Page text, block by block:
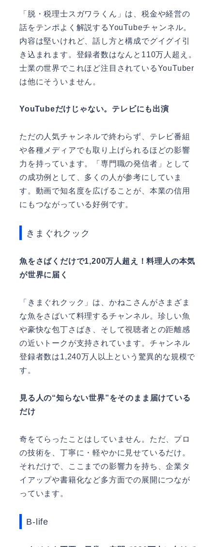
「脱・税理士スガワラくん」は、税金や経営の
話をテンポよく解説するYouTubeチャンネル。
内容は堅いけれど、話し方と構成でグイグイ引
き込まれます。登録者数はなんと110万人超え。
士業の世界でこれほど注目されているYouTuber
は他にそういません。
YouTubeだけじゃない。テレビにも出演
ただの人気チャンネルで終わらず、テレビ番組
や各種メディアでも取り上げられるほどの影響
力を持っています。「専門職の発信者」として
の成功例として、多くの人が参考にしていま
す。動画で知名度を広げることが、本業の信用
にもつながっている好例です。
きまぐれクック
魚をさばくだけで1,200万人超え！料理人の本気
が世界に届く
「きまぐれクック」は、かねこさんがさまざま
な魚をさばいて料理するチャンネル。珍しい魚
や豪快な包丁さばき、そして視聴者との距離感
の近いトークが支持されています。チャンネル
登録者数は1,240万人以上という驚異的な規模で
す。
見る人の“知らない世界”をそのまま届けている
だけ
奇をてらったことはしていません。ただ、プロ
の技術を、丁寧に・軽やかに見せているだけ。
それだけで、ここまでの影響力を持ち、企業タ
イアップや書籍化など多方面での展開につなが
っています。
B-life